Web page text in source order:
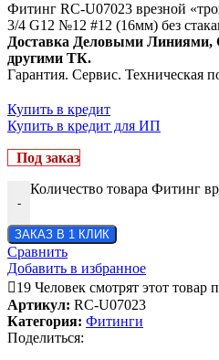
Фитинг RC-U07023 врезной
3/4 G12 №12 #12 (16мм) без
Доставка Деловыми
другими ТК.
Гарантия. Сервис. Техническая
Купить в кредит
Купить в кредит для ИП
Под заказ
-
Количество товара Фитинг
ЗАКАЗ В 1 КЛИК
Сравнить
Добавить в избранное
19 Человек смотрят этот товар
Артикул: RC-U07023
Категория: Фитинги
Поделиться: